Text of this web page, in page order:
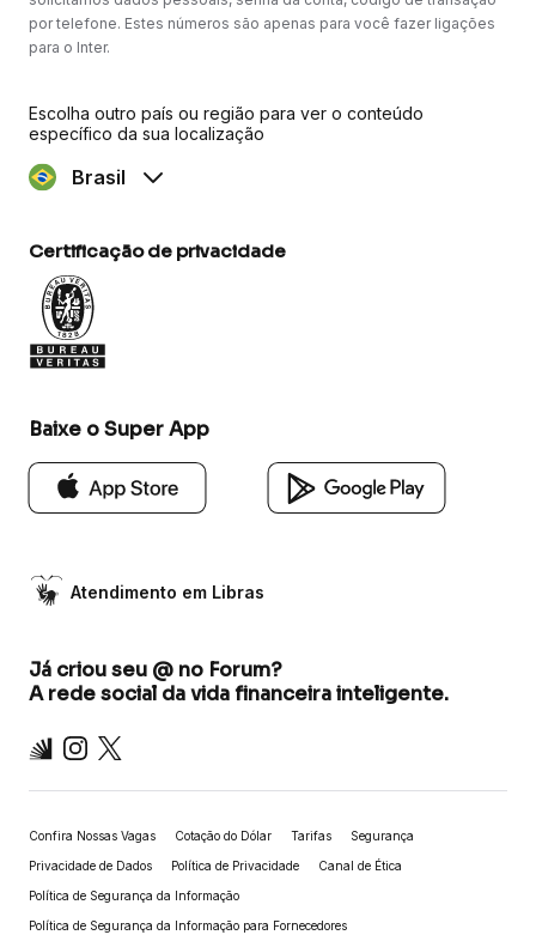
por telefone. Estes números são apenas para você fazer ligações
para o Inter.
Escolha outro país ou região para ver o conteúdo
específico da sua localização
Brasil
Certificação de privacidade
Baixe o Super App
Atendimento em Libras
Já criou seu @ no Forum?
A rede social da vida financeira inteligente.
Inter Instagram
X
Confira Nossas Vagas Cotação do Dólar Tarifas Segurança
Privacidade de Dados Política de Privacidade Canal de Ética
Política de Segurança da Informação
Política de Segurança da Informação para Fornecedores